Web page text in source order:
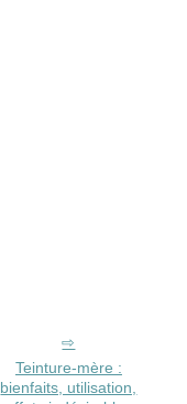
Teinture-mère :
bienfaits, utilisation,